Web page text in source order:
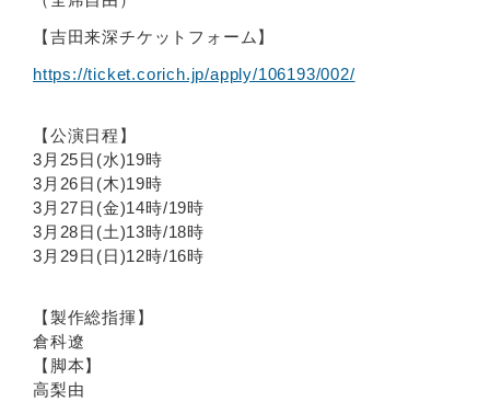
【吉田来深チケットフォーム】
https://ticket.corich.jp/apply/106193/002/
【公演日程】
3月25日(水)19時
3月26日(木)19時
3月27日(金)14時/19時
3月28日(土)13時/18時
3月29日(日)12時/16時
【製作総指揮】
倉科遼
【脚本】
高梨由